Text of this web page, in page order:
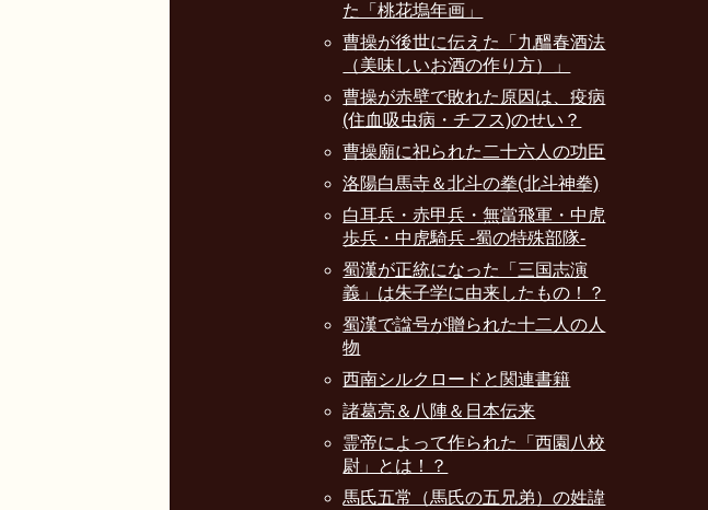
た「桃花塢年画」
曹操が後世に伝えた「九醞春酒法
（美味しいお酒の作り方）」
曹操が赤壁で敗れた原因は、疫病
(住血吸虫病・チフス)のせい？
曹操廟に祀られた二十六人の功臣
洛陽白馬寺＆北斗の拳(北斗神拳)
白耳兵・赤甲兵・無當飛軍・中虎
歩兵・中虎騎兵 -蜀の特殊部隊-
蜀漢が正統になった「三国志演
義」は朱子学に由来したもの！？
蜀漢で諡号が贈られた十二人の人
物
西南シルクロードと関連書籍
諸葛亮＆八陣＆日本伝来
霊帝によって作られた「西園八校
尉」とは！？
馬氏五常（馬氏の五兄弟）の姓諱